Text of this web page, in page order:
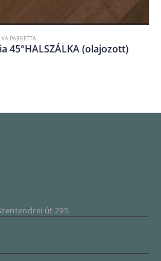
PARKETTA
(olajozott)
út 295.